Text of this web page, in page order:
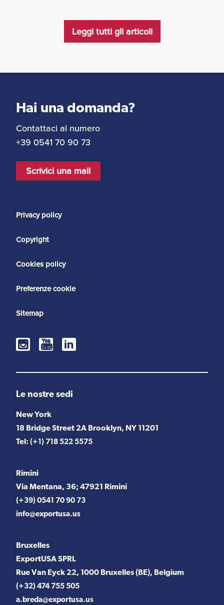
Leggi tutti gli articoli
Hai una domanda?
Contattaci al numero
+39 0541 70 90 73
Scrivici una mail
Privacy policy
Copyright
Cookies policy
Preferenze cookie
Sitemap
Le nostre sedi
New York
18 Bridge Street 2A Brooklyn, NY 11201
Tel: (+1) 718 522 5575
Rimini
Via Mentana, 36; 47921 Rimini
(+39) 0541 70 90 73
info@exportusa.us
Bruxelles
ExportUSA SPRL
Rue Van Eyck 22, 1000 Bruxelles (BE), Belgium
(+32) 474 755 505
a.breda@exportusa.us